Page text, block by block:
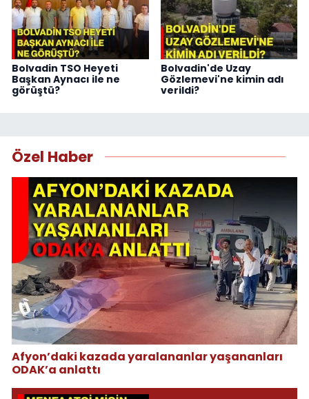
Bolvadin TSO Heyeti
Başkan Aynacı ile ne
görüştü?
Bolvadin'de Uzay
Gözlemevi'ne kimin adı
verildi?
Özel Haber
Afyon’daki kazada yaralananlar yaşananları
ODAK’a anlattı